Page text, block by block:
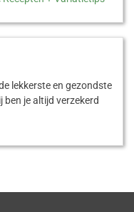
lekkerste en gezondste
je altijd verzekerd